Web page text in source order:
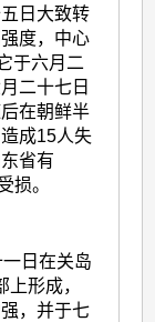
日大致转
度，中心
于六月二
二十七日
在朝鲜半
成15人失
省有
损。
日在关岛
形成，
，并于七